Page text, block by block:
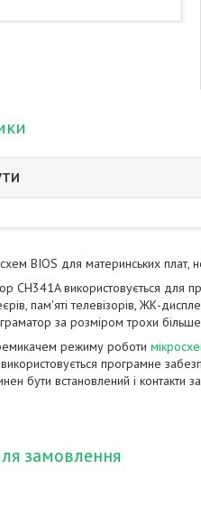
BIOS для материнських плат,
CH341A використовується для
пам'яті телевізорів, ЖК-
за розміром трохи
режиму роботи
програмне
бути встановлений і контакти
замовлення